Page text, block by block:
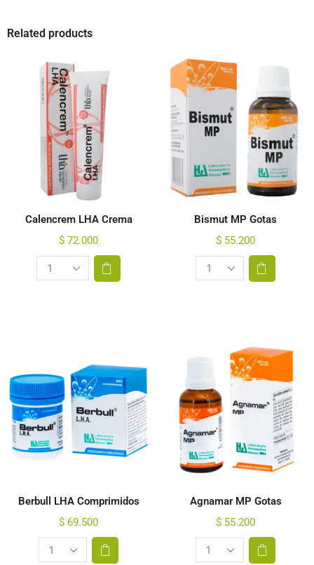
Related products
Calencrem LHA Crema
$ 72.000
Bismut MP Gotas
$ 55.200
Berbull LHA Comprimidos
$ 69.500
Agnamar MP Gotas
$ 55.200